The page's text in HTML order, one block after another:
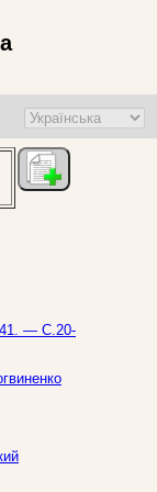
41. — С.20-